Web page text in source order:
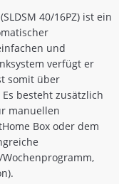
40/16PZ) ist ein
und
verfügt er
somit über
besteht zusätzlich
manuellen
Box oder dem